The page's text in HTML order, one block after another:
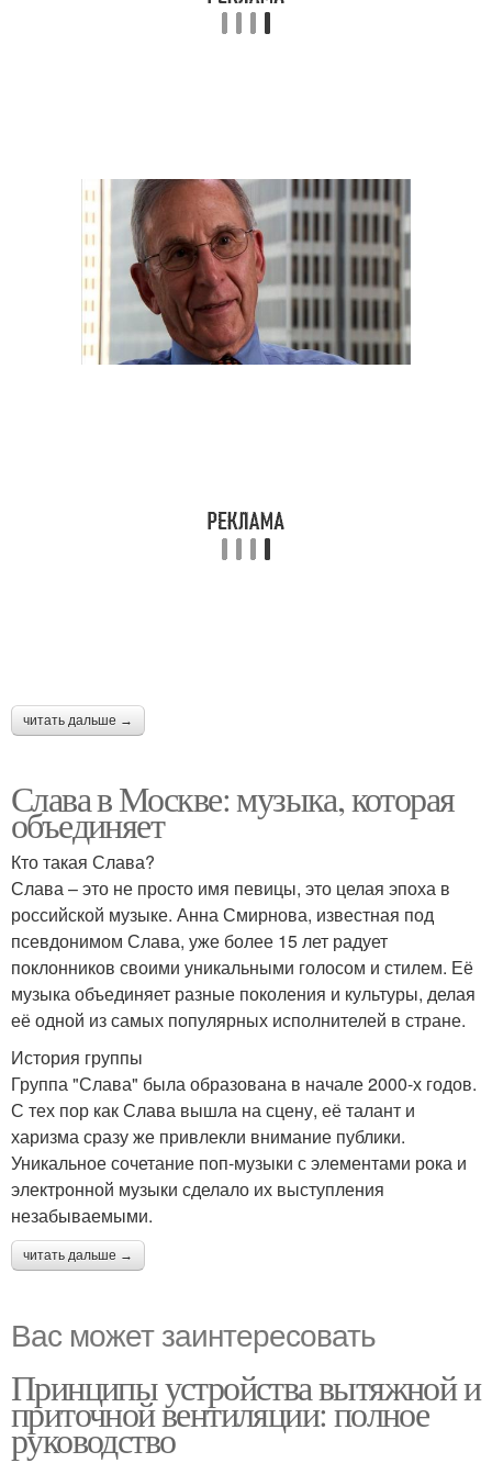
читать дальше →
Слава в Москве: музыка, которая
объединяет
Кто такая Слава?
Слава – это не просто имя певицы, это целая эпоха в
российской музыке. Анна Смирнова, известная под
псевдонимом Слава, уже более 15 лет радует
поклонников своими уникальными голосом и стилем. Её
музыка объединяет разные поколения и культуры, делая
её одной из самых популярных исполнителей в стране.
История группы
Группа "Слава" была образована в начале 2000-х годов.
С тех пор как Слава вышла на сцену, её талант и
харизма сразу же привлекли внимание публики.
Уникальное сочетание поп-музыки с элементами рока и
электронной музыки сделало их выступления
незабываемыми.
читать дальше →
Вас может заинтересовать
Принципы устройства вытяжной и
приточной вентиляции: полное
руководство